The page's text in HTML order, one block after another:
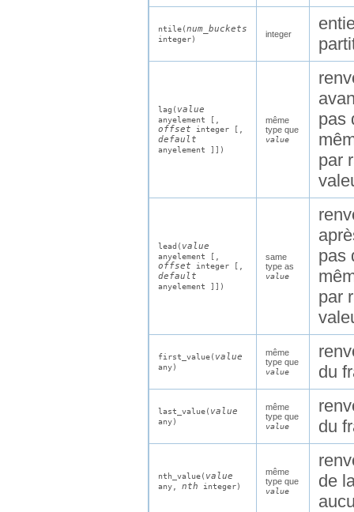
ntile(num_buckets
integer)
integer
lag( value
anyelement [,
offset integer[,
default
anyelement ]])
même
type que
value
pas
par
lead( value
anyelement [,
offset integer[,
default
anyelement ]])
same
type as
value
pas
par
first_value( value
any)
même
type que
value
du
last_value( value
any)
même
type que
value
du
nth_value( value
any, nth integer)
même
type que
value
de